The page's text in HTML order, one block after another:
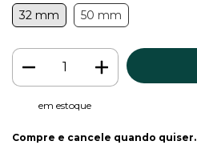
32 mm 50 mm
em estoque
Compre e cancele quando quiser.